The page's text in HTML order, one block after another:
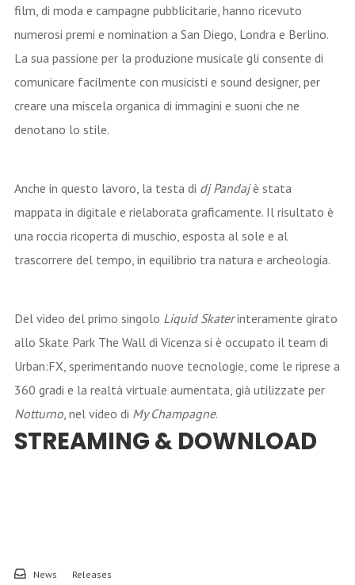
film, di moda e campagne pubblicitarie, hanno ricevuto
numerosi premi e nomination a San Diego, Londra e Berlino.
La sua passione per la produzione musicale gli consente di
comunicare facilmente con musicisti e sound designer, per
creare una miscela organica di immagini e suoni che ne
denotano lo stile.
Anche in questo lavoro, la testa di dj Pandajè stata
mappata in digitale e rielaborata graficamente. Il risultato è
una roccia ricoperta di muschio, esposta al sole e al
trascorrere del tempo, in equilibrio tra natura e archeologia.
Del video del primo singolo Liquid Skaterinteramente girato
allo Skate Park The Wall di Vicenza si è occupato il team di
Urban:FX, sperimentando nuove tecnologie, come le riprese a
360 gradi e la realtà virtuale aumentata, già utilizzate per
Notturno, nel video di My Champagne.
STREAMING & DOWNLOAD
News
Releases